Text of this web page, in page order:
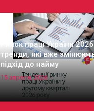
Ринок праці України
тренди, які вже
підхід до найму
15 апреля, 2026